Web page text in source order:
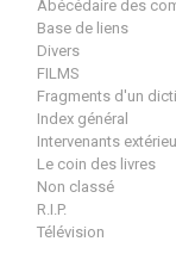
Abécédaire des
Base de liens
Divers
FILMS
Fragments d'un
Index général
Intervenants
Le coin des livres
Non classé
R.I.P.
Télévision